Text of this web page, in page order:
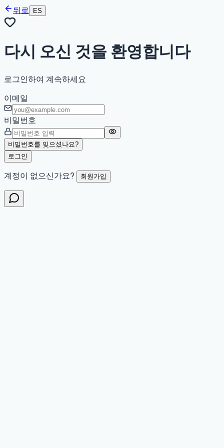
뒤로 ES
다시 오신 것을 환영합니다
로그인하여 계속하세요
이메일
비밀번호
비밀번호를 잊으셨나요?
로그인
계정이 없으신가요? 회원가입